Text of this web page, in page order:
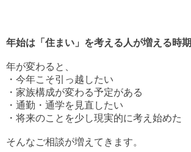
年始は「住まい」を考える人が増える時期
年が変わると、
・今年こそ引っ越したい
・家族構成が変わる予定がある
・通勤・通学を見直したい
・将来のことを少し現実的に考え始めた
そんなご相談が増えてきます。